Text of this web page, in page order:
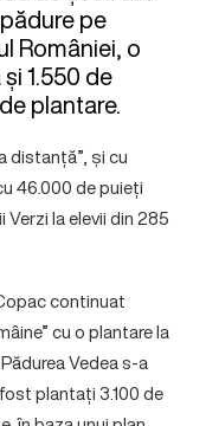
pe
României, o
1.550 de
plantare.
distanță”, și cu
46.000 de puieți
la elevii din 285
continuat
cu o plantare la
Vedea s-a
plantați 3.100 de